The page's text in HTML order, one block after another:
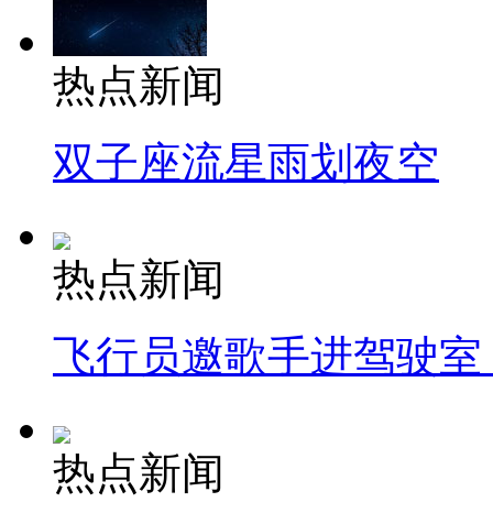
热点新闻
双子座流星雨划夜空
热点新闻
飞行员邀歌手进驾驶
热点新闻